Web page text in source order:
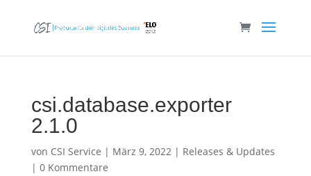
csi.database.exporter
2.1.0
von CSI Service | März 9, 2022| Releases & Updates
| 0 Kommentare